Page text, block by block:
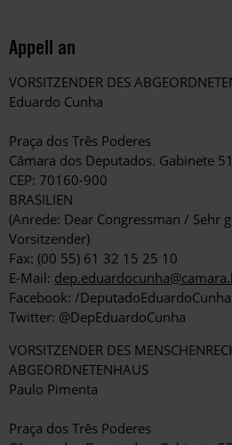
Appell an
VORSITZENDER DES
Eduardo Cunha
Praça dos Três Poderes
Câmara dos Deputados. Gabinete
CEP: 70160-900
BRASILIEN
(Anrede: Dear Congressman / Sehr
Vorsitzender)
Fax: (00 55) 61 32 15 25 10
E-Mail:
Facebook: /DeputadoEduardoCunha
Twitter: @DepEduardoCunha
VORSITZENDER DES
ABGEORDNETENHAUS
Paulo Pimenta
Praça dos Três Poderes